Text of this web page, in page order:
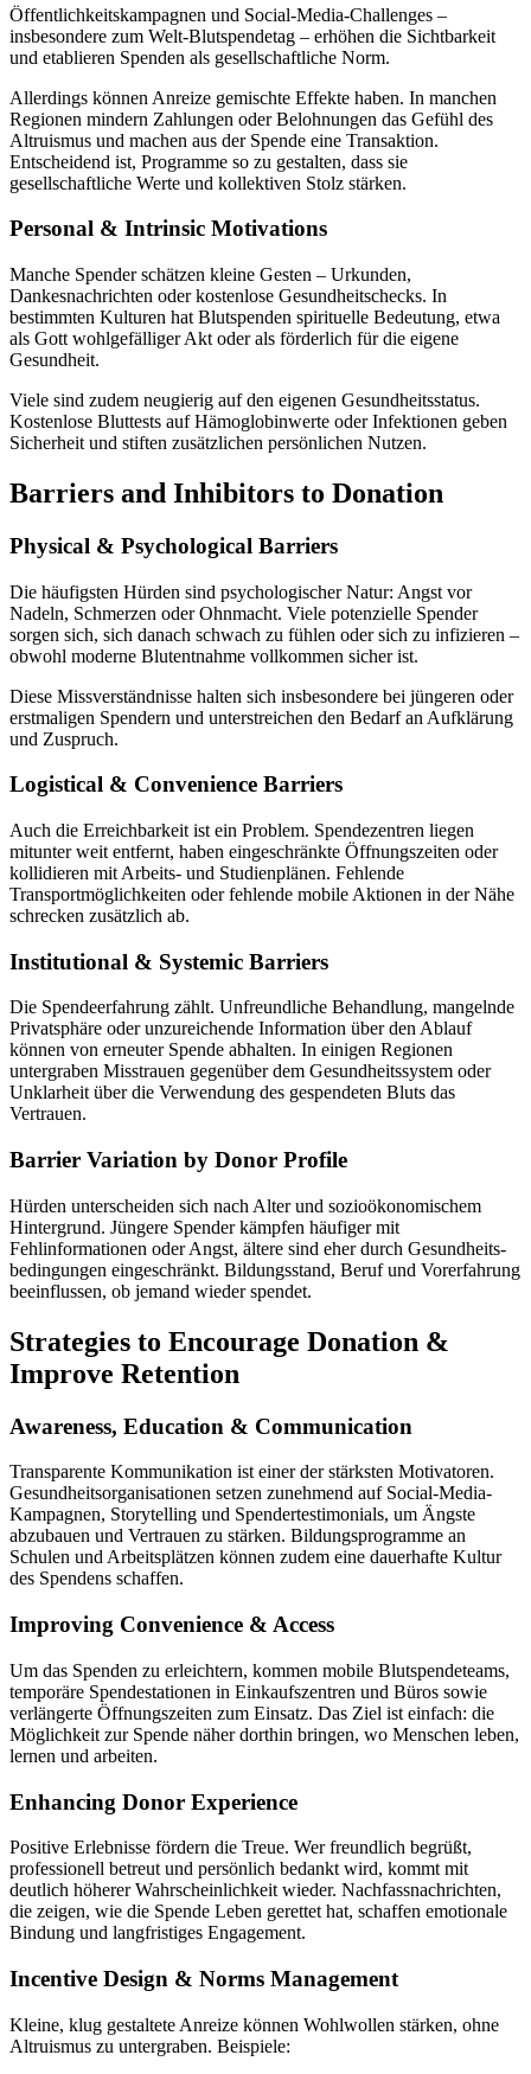
Öffentlichkeitskampagnen und Social-Media-Challenges –
insbesondere zum Welt-Blutspendetag – erhöhen die Sichtbarkeit
und etablieren Spenden als gesellschaftliche Norm.
Allerdings können Anreize gemischte Effekte haben. In manchen
Regionen mindern Zahlungen oder Belohnungen das Gefühl des
Altruismus und machen aus der Spende eine Transaktion.
Entscheidend ist, Programme so zu gestalten, dass sie
gesellschaftliche Werte und kollektiven Stolz stärken.
Personal & Intrinsic Motivations
Manche Spender schätzen kleine Gesten – Urkunden,
Dankesnachrichten oder kostenlose Gesundheitschecks. In
bestimmten Kulturen hat Blutspenden spirituelle Bedeutung, etwa
als Gott wohlgefälliger Akt oder als förderlich für die eigene
Gesundheit.
Viele sind zudem neugierig auf den eigenen Gesundheitsstatus.
Kostenlose Bluttests auf Hämoglobinwerte oder Infektionen geben
Sicherheit und stiften zusätzlichen persönlichen Nutzen.
Barriers and Inhibitors to Donation
Physical & Psychological Barriers
Die häufigsten Hürden sind psychologischer Natur: Angst vor
Nadeln, Schmerzen oder Ohnmacht. Viele potenzielle Spender
sorgen sich, sich danach schwach zu fühlen oder sich zu infizieren –
obwohl moderne Blutentnahme vollkommen sicher ist.
Diese Missverständnisse halten sich insbesondere bei jüngeren oder
erstmaligen Spendern und unterstreichen den Bedarf an Aufklärung
und Zuspruch.
Logistical & Convenience Barriers
Auch die Erreichbarkeit ist ein Problem. Spendezentren liegen
mitunter weit entfernt, haben eingeschränkte Öffnungszeiten oder
kollidieren mit Arbeits- und Studienplänen. Fehlende
Transportmöglichkeiten oder fehlende mobile Aktionen in der Nähe
schrecken zusätzlich ab.
Institutional & Systemic Barriers
Die Spendeerfahrung zählt. Unfreundliche Behandlung, mangelnde
Privatsphäre oder unzureichende Information über den Ablauf
können von erneuter Spende abhalten. In einigen Regionen
untergraben Misstrauen gegenüber dem Gesundheitssystem oder
Unklarheit über die Verwendung des gespendeten Bluts das
Vertrauen.
Barrier Variation by Donor Profile
Hürden unterscheiden sich nach Alter und sozioökonomischem
Hintergrund. Jüngere Spender kämpfen häufiger mit
Fehlinformationen oder Angst, ältere sind eher durch Gesundheits­
bedingungen eingeschränkt. Bildungsstand, Beruf und Vorerfahrung
beeinflussen, ob jemand wieder spendet.
Strategies to Encourage Donation &
Improve Retention
Awareness, Education & Communication
Transparente Kommunikation ist einer der stärksten Motivatoren.
Gesundheitsorganisationen setzen zunehmend auf Social-Media-
Kampagnen, Storytelling und Spender­testimonials, um Ängste
abzubauen und Vertrauen zu stärken. Bildungsprogramme an
Schulen und Arbeitsplätzen können zudem eine dauerhafte Kultur
des Spendens schaffen.
Improving Convenience & Access
Um das Spenden zu erleichtern, kommen mobile Blutspendeteams,
temporäre Spende­stationen in Einkaufszentren und Büros sowie
verlängerte Öffnungszeiten zum Einsatz. Das Ziel ist einfach: die
Möglichkeit zur Spende näher dorthin bringen, wo Menschen leben,
lernen und arbeiten.
Enhancing Donor Experience
Positive Erlebnisse fördern die Treue. Wer freundlich begrüßt,
professionell betreut und persönlich bedankt wird, kommt mit
deutlich höherer Wahrscheinlichkeit wieder. Nachfass­nachrichten,
die zeigen, wie die Spende Leben gerettet hat, schaffen emotionale
Bindung und langfristiges Engagement.
Incentive Design & Norms Management
Kleine, klug gestaltete Anreize können Wohlwollen stärken, ohne
Altruismus zu untergraben. Beispiele: